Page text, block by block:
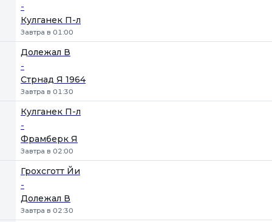
-
Кулганек П-л
Завтра в 01:00
Долежал В
-
Стрнад Я 1964
Завтра в 01:30
Кулганек П-л
-
Фрамберк Я
Завтра в 02:00
Грохсготт Йи
-
Долежал В
Завтра в 02:30